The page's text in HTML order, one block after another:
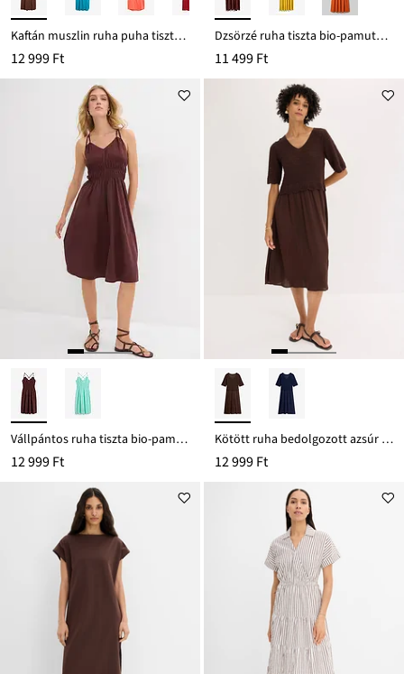
Kaftán muszlin ruha puha tiszta pamutból
12 999 Ft
Dzsörzé ruha tiszta bio-pamutból
11 499 Ft
Vállpántos ruha tiszta bio-pamutból
12 999 Ft
Kötött ruha bedolgozott azsúr mintás felsőrésszel
12 999 Ft